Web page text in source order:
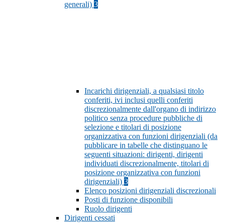
generali) 3
Incarichi dirigenziali, a qualsiasi titolo
conferiti, ivi inclusi quelli conferiti
discrezionalmente dall'organo di indirizzo
politico senza procedure pubbliche di
selezione e titolari di posizione
organizzativa con funzioni dirigenziali (da
pubblicare in tabelle che distinguano le
seguenti situazioni: dirigenti, dirigenti
individuati discrezionalmente, titolari di
posizione organizzativa con funzioni
dirigenziali) 3
Elenco posizioni dirigenziali discrezionali
Posti di funzione disponibili
Ruolo dirigenti
Dirigenti cessati